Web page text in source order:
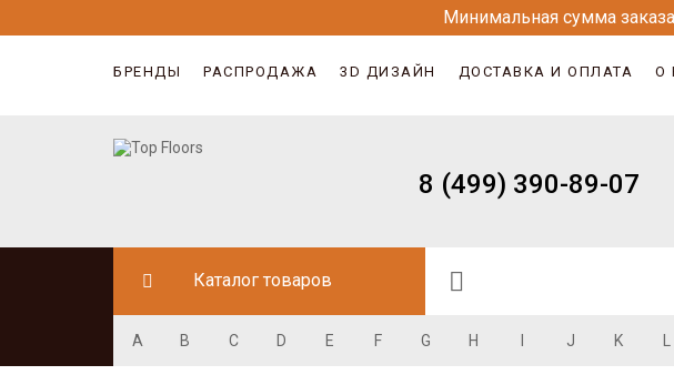
Минимальная сумма
БРЕНДЫ РАСПРОДАЖА 3D ДИЗАЙН ДОСТАВКА И ОПЛАТА О
8 (499) 390-89-07
Каталог товаров
A B C D E F G H J K